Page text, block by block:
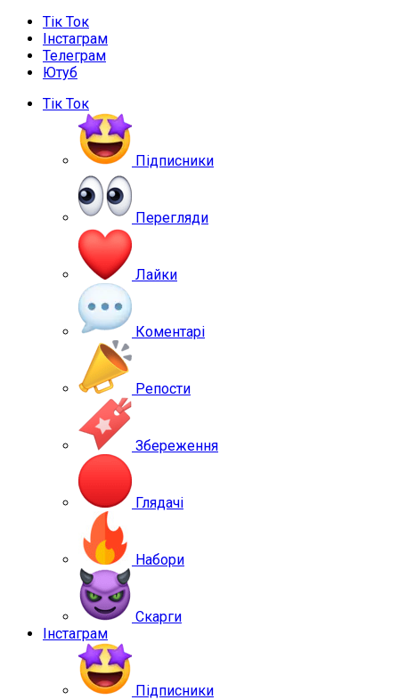
Тік Ток
Інстаграм
Телеграм
Ютуб
Тік Ток
Підписники
Перегляди
Лайки
Коментарі
Репости
Збереження
Глядачі
Набори
Скарги
Інстаграм
Підписники